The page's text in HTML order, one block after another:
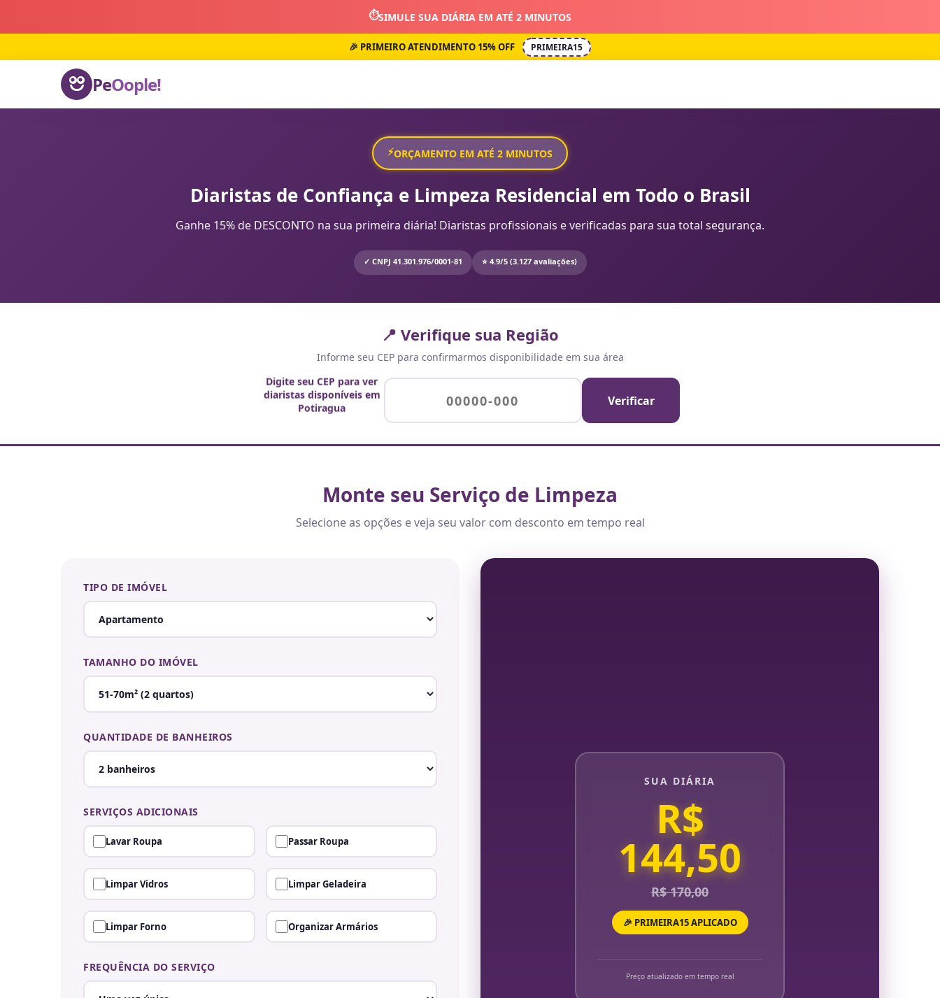
⏱️SIMULE SUA DIÁRIA EM ATÉ 2 MINUTOS
🎉 PRIMEIRO ATENDIMENTO 15% OFF PRIMEIRA15
PeOople!
⚡ORÇAMENTO EM ATÉ 2 MINUTOS
Diaristas de Confiança e Limpeza Residencial em Todo o Brasil
Ganhe 15% de DESCONTO na sua primeira diária! Diaristas profissionais e verificadas para sua total segurança.
✓ CNPJ 41.301.976/0001-81 ⭐ 4.9/5 (3.127 avaliações)
📍 Verifique sua Região
Informe seu CEP para confirmarmos disponibilidade em sua área
Digite seu CEP para ver
diaristas disponíveis em
Potiragua
Verificar
Monte seu Serviço de Limpeza
Selecione as opções e veja seu valor com desconto em tempo real
TIPO DE IMÓVEL
TAMANHO DO IMÓVEL
QUANTIDADE DE BANHEIROS
SERVIÇOS ADICIONAIS
Lavar Roupa Passar Roupa
Limpar Vidros Limpar Geladeira
Limpar Forno Organizar Armários
FREQUÊNCIA DO SERVIÇO
SUA DIÁRIA
R$
144,50
R$ 170,00
🎉 PRIMEIRA15 APLICADO
Preço atualizado em tempo real